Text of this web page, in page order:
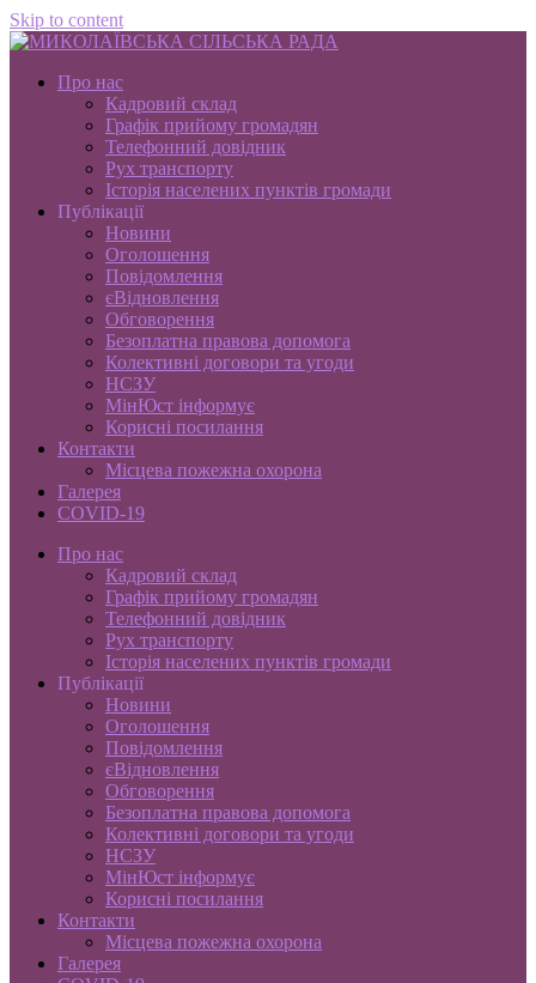
Skip to content
Про нас
Кадровий склад
Графік прийому громадян
Телефонний довідник
Рух транспорту
Історія населених пунктів громади
Публікації
Новини
Оголошення
Повідомлення
єВідновлення
Обговорення
Безоплатна правова допомога
Колективні договори та угоди
НСЗУ
МінЮст інформує
Корисні посилання
Контакти
Місцева пожежна охорона
Галерея
COVID-19
Про нас
Кадровий склад
Графік прийому громадян
Телефонний довідник
Рух транспорту
Історія населених пунктів громади
Публікації
Новини
Оголошення
Повідомлення
єВідновлення
Обговорення
Безоплатна правова допомога
Колективні договори та угоди
НСЗУ
МінЮст інформує
Корисні посилання
Контакти
Місцева пожежна охорона
Галерея